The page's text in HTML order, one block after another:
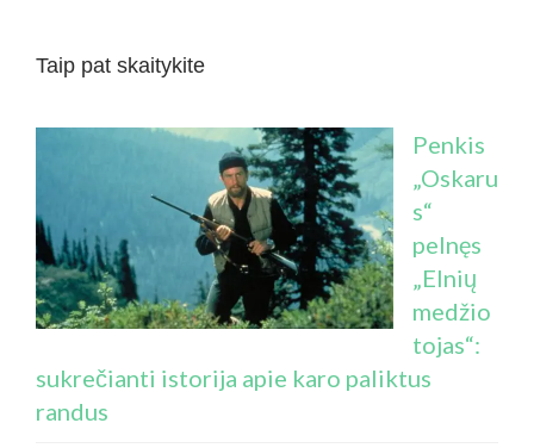
Taip pat skaitykite
Penkis
„Oskaru
s“
pelnęs
„Elnių
medžio
tojas“:
sukrečianti istorija apie karo paliktus
randus